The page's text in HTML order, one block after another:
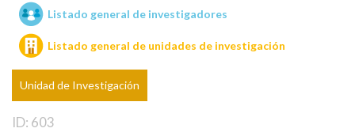
Unidades de investigación
Listado general de investigadores
Listado general de unidades de investigación
Unidad de Investigación
ID: 603